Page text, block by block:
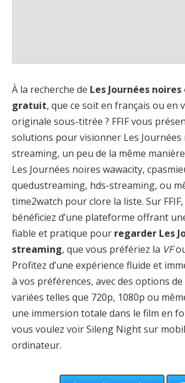
À la recherche de Les Journées
gratuit, que ce soit en français ou en
originale sous-titrée ? FFIF vous
solutions pour visionner Les Journées
streaming, un peu de la même
Les Journées noires wawacity,
quedustreaming, hds-streaming, ou
time2watch pour clore la liste. Sur
bénéficiez d’une plateforme offrant
fiable et pratique pour regarder Les
streaming, que vous préfériez la VF
Profitez d’une expérience fluide et
à vos préférences, avec des options
variées telles que 720p, 1080p ou
une immersion totale dans le film en
vous voulez voir Sileng Night sur
ordinateur.